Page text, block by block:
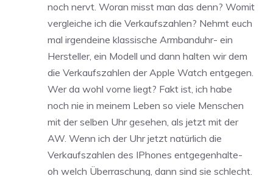
noch nervt. Woran misst man das denn? Womit
vergleiche ich die Verkaufszahlen? Nehmt euch
mal irgendeine klassische Armbanduhr- ein
Hersteller, ein Modell und dann halten wir dem
die Verkaufszahlen der Apple Watch entgegen.
Wer da wohl vorne liegt? Fakt ist, ich habe
noch nie in meinem Leben so viele Menschen
mit der selben Uhr gesehen, als jetzt mit der
AW. Wenn ich der Uhr jetzt natürlich die
Verkaufszahlen des IPhones entgegenhalte-
oh welch Überraschung, dann sind sie schlecht.